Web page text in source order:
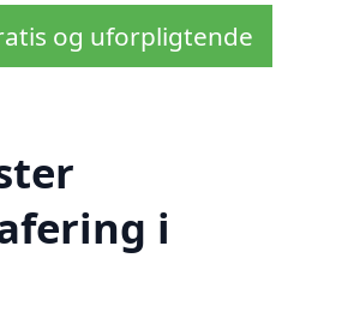
og uforpligtende
i